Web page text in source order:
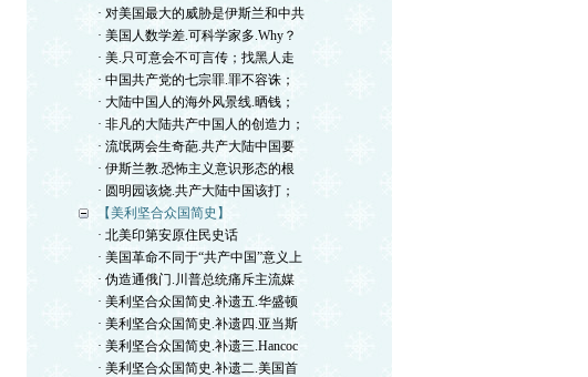
· 对美国最大的威胁是伊斯兰和中共
· 美国人数学差.可科学家多.Why？
· 美.只可意会不可言传；找黑人走
· 中国共产党的七宗罪.罪不容诛；
· 大陆中国人的海外风景线.晒钱；
· 非凡的大陆共产中国人的创造力；
· 流氓两会生奇葩.共产大陆中国要
· 伊斯兰教.恐怖主义意识形态的根
· 圆明园该烧.共产大陆中国该打；
【美利坚合众国简史】
· 北美印第安原住民史话
· 美国革命不同于“共产中国”意义上
· 伪造通俄门.川普总统痛斥主流媒
· 美利坚合众国简史.补遗五.华盛顿
· 美利坚合众国简史.补遗四.亚当斯
· 美利坚合众国简史.补遗三.Hancoc
· 美利坚合众国简史.补遗二.美国首